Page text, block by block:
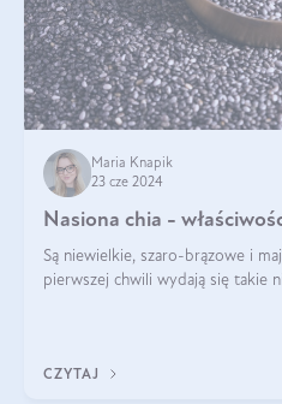
Maria Knapik
23 cze 2024
Nasiona chia -
Są niewielkie, szaro-brązowe i
pierwszej chwili wydają się takie
CZYTAJ